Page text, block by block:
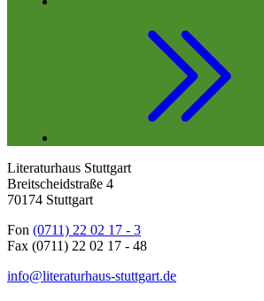
Literaturhaus Stuttgart
Breitscheidstraße 4
70174 Stuttgart
Fon (0711) 22 02 17 - 3
Fax (0711) 22 02 17 - 48
info@literaturhaus-stuttgart.de